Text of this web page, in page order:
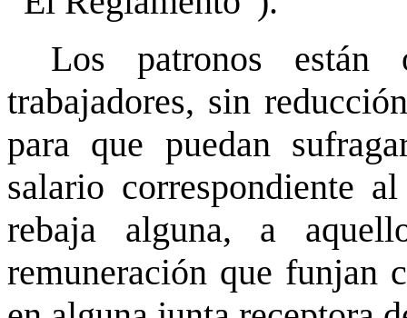
Los patronos están
trabajadores, sin
para que puedan
salario correspondiente
rebaja alguna, a
remuneración que funjan